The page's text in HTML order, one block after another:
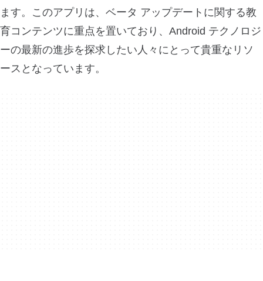
ます。このアプリは、ベータ アップデートに関する教
育コンテンツに重点を置いており、Android テクノロジ
ーの最新の進歩を探求したい人々にとって貴重なリソ
ースとなっています。